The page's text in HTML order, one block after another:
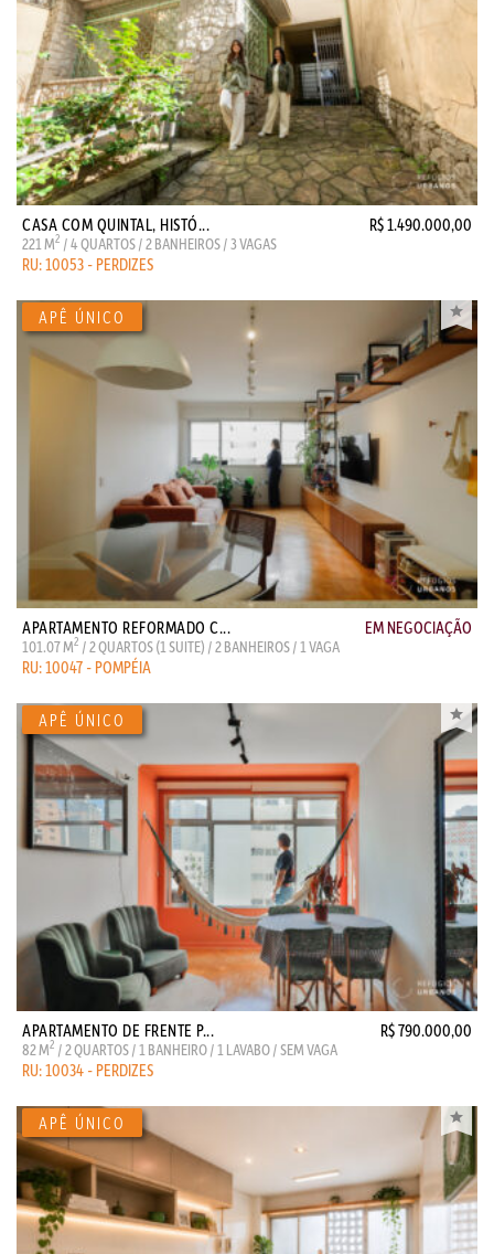
CASA COM QUINTAL, HISTÓ... R$ 1.490.000,00
221 M2 / 4 QUARTOS / 2 BANHEIROS / 3 VAGAS
RU: 10053 - PERDIZES
APARTAMENTO REFORMADO C... EM NEGOCIAÇÃO
101.07 M2 / 2 QUARTOS (1 SUITE) / 2 BANHEIROS / 1 VAGA
RU: 10047 - POMPÉIA
APARTAMENTO DE FRENTE P... R$ 790.000,00
82 M2 / 2 QUARTOS / 1 BANHEIRO / 1 LAVABO / SEM VAGA
RU: 10034 - PERDIZES